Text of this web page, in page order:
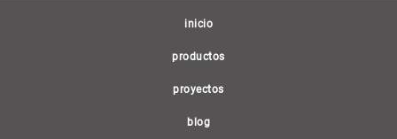
inicio(current)
productos
proyectos
blog